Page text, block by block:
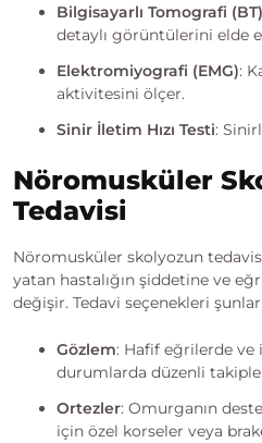
Bilgisayarlı Tomografi (BT)
detaylı görüntülerini elde
Elektromiyografi (EMG):
aktivitesini ölçer.
Sinir İletim Hızı Testi:
Nöromusküler
Tedavisi
Nöromusküler skolyozun
yatan hastalığın şiddetine ve
değişir. Tedavi seçenekleri
Gözlem: Hafif eğrilerde ve
durumlarda düzenli
Ortezler: Omurganın
için özel korseler veya